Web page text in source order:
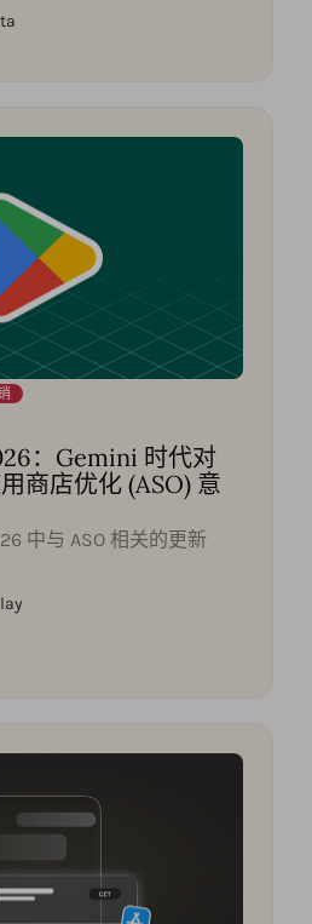
：Gemini 时代对
商店优化 (ASO) 意
中与 ASO 相关的更新